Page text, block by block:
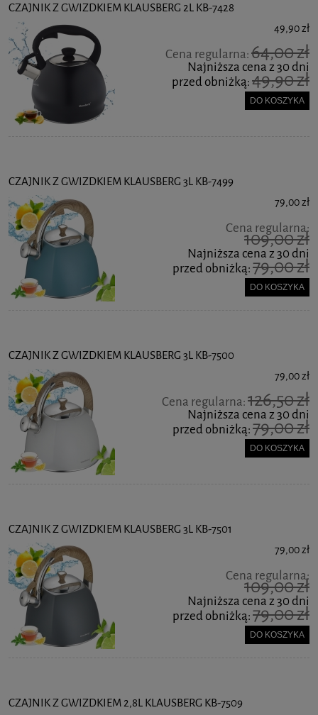
CZAJNIK Z GWIZDKIEM KLAUSBERG 2L KB-7428
49,90 zł
Cena regularna:64,00 zł
Najniższa cena z 30 dni
przed obniżką:49,90 zł
DO KOSZYKA
CZAJNIK Z GWIZDKIEM KLAUSBERG 3L KB-7499
79,00 zł
Cena regularna:
109,00 zł
Najniższa cena z 30 dni
przed obniżką:79,00 zł
DO KOSZYKA
CZAJNIK Z GWIZDKIEM KLAUSBERG 3L KB-7500
79,00 zł
Cena regularna:126,50 zł
Najniższa cena z 30 dni
przed obniżką:79,00 zł
DO KOSZYKA
CZAJNIK Z GWIZDKIEM KLAUSBERG 3L KB-7501
79,00 zł
Cena regularna:
109,00 zł
Najniższa cena z 30 dni
przed obniżką:79,00 zł
DO KOSZYKA
CZAJNIK Z GWIZDKIEM 2,8L KLAUSBERG KB-7509